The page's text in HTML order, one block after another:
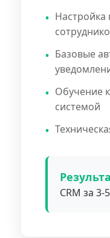
Настройка
Базовые
Обучение
системой
CRM за 3-